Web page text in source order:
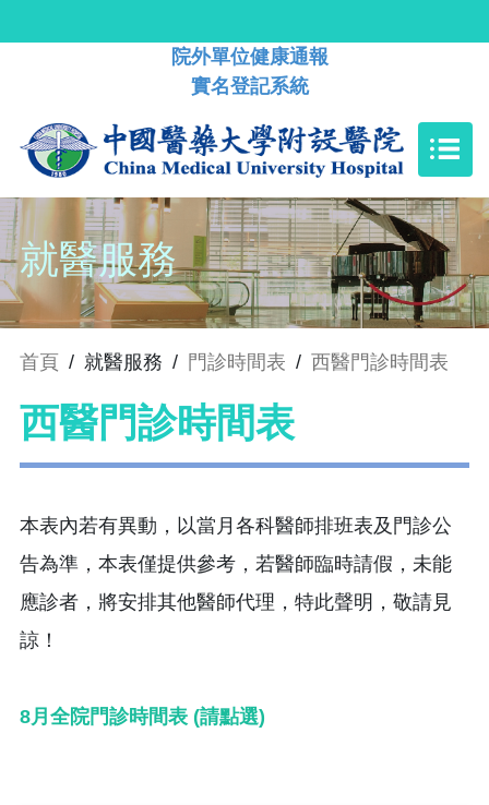
院外單位健康通報
實名登記系統
就醫服務
首頁 / 就醫服務 / 門診時間表 / 西醫門診時間表
西醫門診時間表
本表內若有異動，以當月各科醫師排班表及門診公
告為準，本表僅提供參考，若醫師臨時請假，未能
應診者，將安排其他醫師代理，特此聲明，敬請見
諒！
8月全院門診時間表 (請點選)